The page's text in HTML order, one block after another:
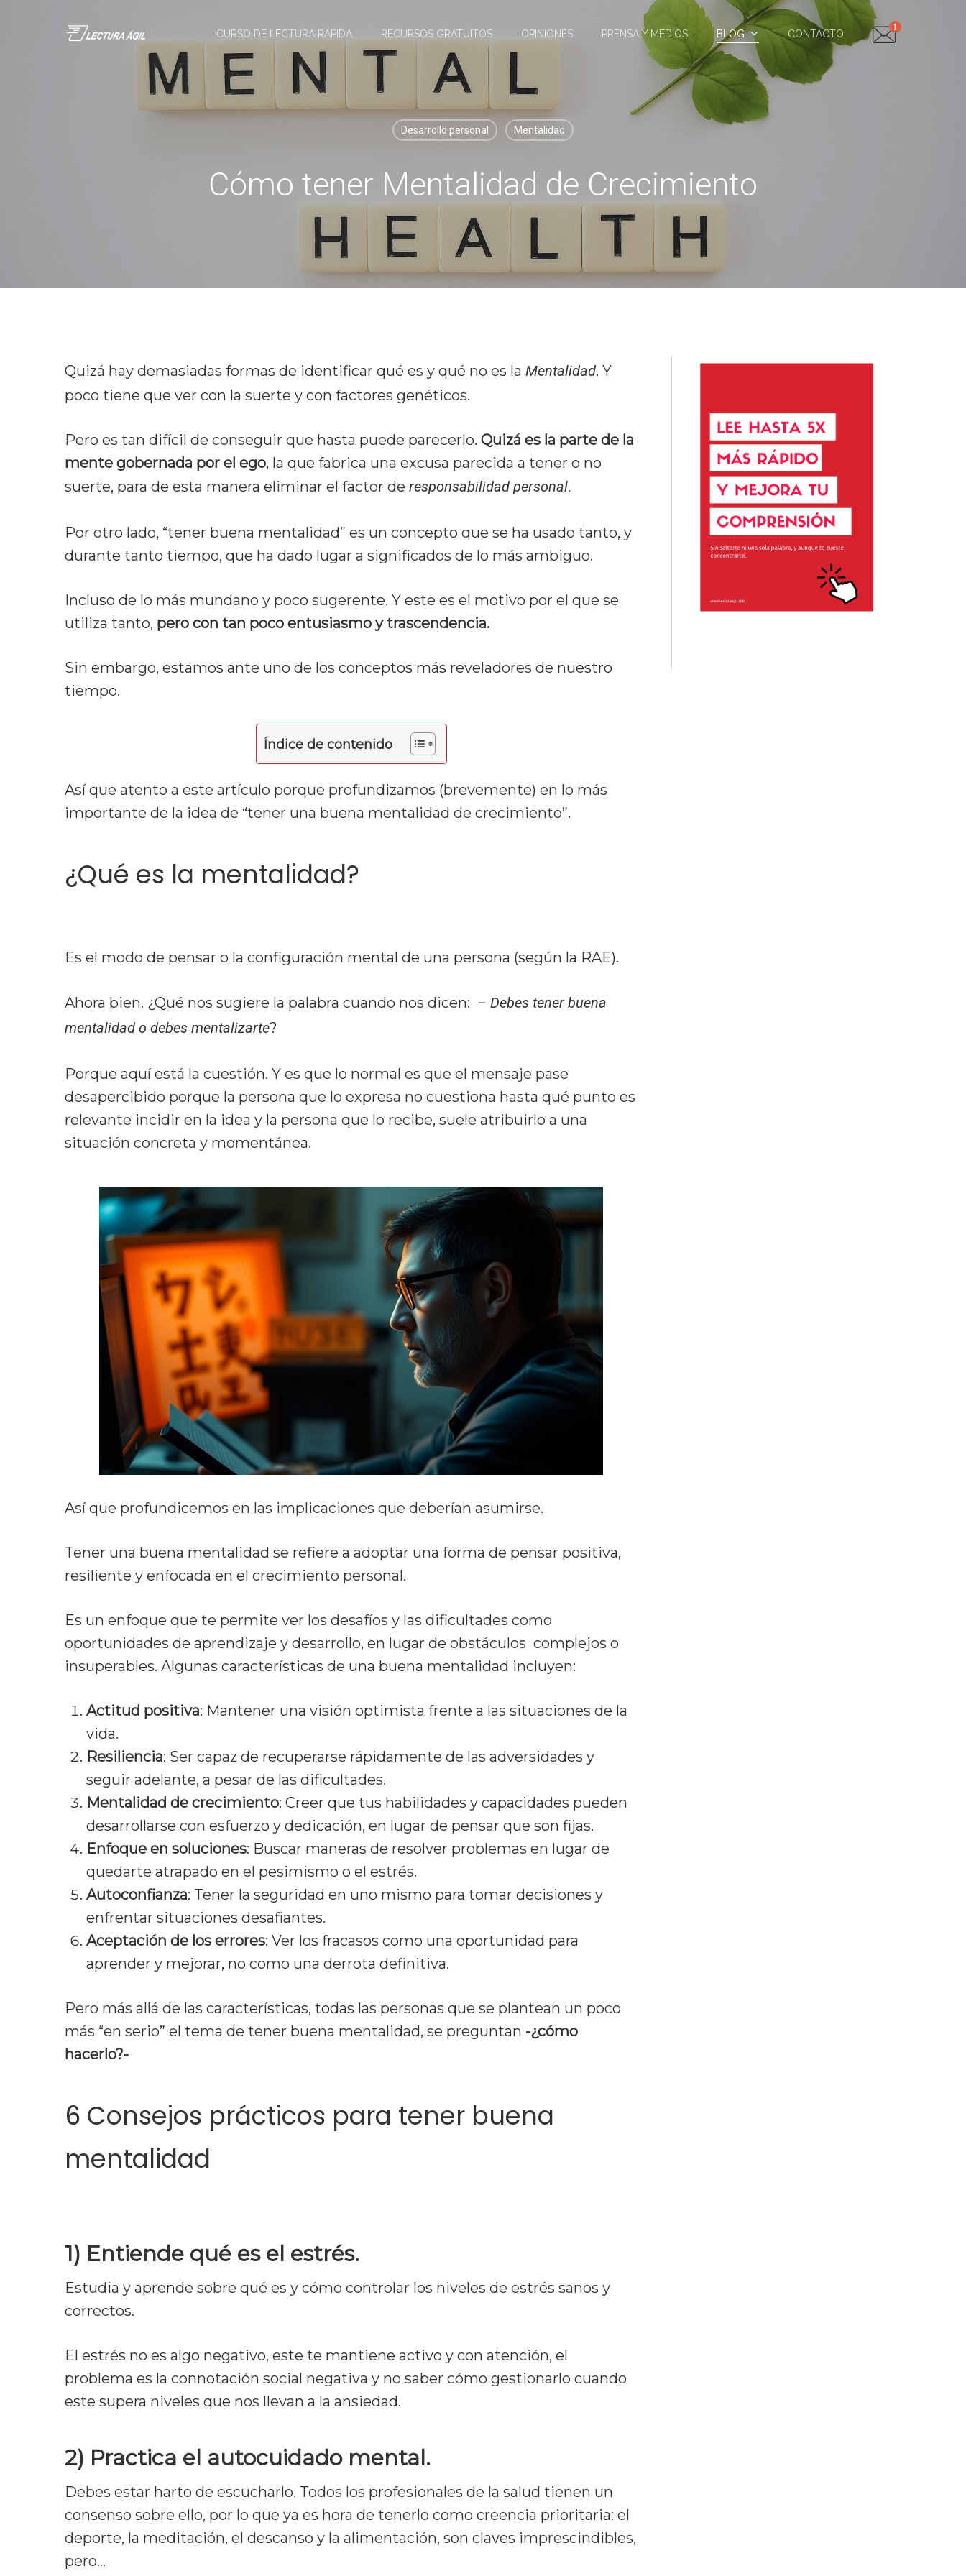
CURSO DE LECTURA RÁPIDA RECURSOS GRATUITOS OPINIONES PRENSA Y MEDIOS BLOG CONTACTO
Desarrollo personal Mentalidad
Cómo tener Mentalidad de Crecimiento
Quizá hay demasiadas formas de identificar qué es y qué no es la Mentalidad. Y
poco tiene que ver con la suerte y con factores genéticos.
Pero es tan difícil de conseguir que hasta puede parecerlo. Quizá es la parte de la
mente gobernada por el ego, la que fabrica una excusa parecida a tener o no
suerte, para de esta manera eliminar el factor de responsabilidad personal.
Por otro lado, “tener buena mentalidad” es un concepto que se ha usado tanto, y
durante tanto tiempo, que ha dado lugar a significados de lo más ambiguo.
Incluso de lo más mundano y poco sugerente. Y este es el motivo por el que se
utiliza tanto, pero con tan poco entusiasmo y trascendencia.
Sin embargo, estamos ante uno de los conceptos más reveladores de nuestro
tiempo.
Índice de contenido
Así que atento a este artículo porque profundizamos (brevemente) en lo más
importante de la idea de “tener una buena mentalidad de crecimiento”.
¿Qué es la mentalidad?
Es el modo de pensar o la configuración mental de una persona (según la RAE).
Ahora bien. ¿Qué nos sugiere la palabra cuando nos dicen: – Debes tener buena
mentalidad o debes mentalizarte?
Porque aquí está la cuestión. Y es que lo normal es que el mensaje pase
desapercibido porque la persona que lo expresa no cuestiona hasta qué punto es
relevante incidir en la idea y la persona que lo recibe, suele atribuirlo a una
situación concreta y momentánea.
Así que profundicemos en las implicaciones que deberían asumirse.
Tener una buena mentalidad se refiere a adoptar una forma de pensar positiva,
resiliente y enfocada en el crecimiento personal.
Es un enfoque que te permite ver los desafíos y las dificultades como
oportunidades de aprendizaje y desarrollo, en lugar de obstáculos complejos o
insuperables. Algunas características de una buena mentalidad incluyen:
Actitud positiva: Mantener una visión optimista frente a las situaciones de la
vida.
Resiliencia: Ser capaz de recuperarse rápidamente de las adversidades y
seguir adelante, a pesar de las dificultades.
Mentalidad de crecimiento: Creer que tus habilidades y capacidades pueden
desarrollarse con esfuerzo y dedicación, en lugar de pensar que son fijas.
Enfoque en soluciones: Buscar maneras de resolver problemas en lugar de
quedarte atrapado en el pesimismo o el estrés.
Autoconfianza: Tener la seguridad en uno mismo para tomar decisiones y
enfrentar situaciones desafiantes.
Aceptación de los errores: Ver los fracasos como una oportunidad para
aprender y mejorar, no como una derrota definitiva.
Pero más allá de las características, todas las personas que se plantean un poco
más “en serio” el tema de tener buena mentalidad, se preguntan -¿cómo
hacerlo?-
6 Consejos prácticos para tener buena
mentalidad
1) Entiende qué es el estrés.
Estudia y aprende sobre qué es y cómo controlar los niveles de estrés sanos y
correctos.
El estrés no es algo negativo, este te mantiene activo y con atención, el
problema es la connotación social negativa y no saber cómo gestionarlo cuando
este supera niveles que nos llevan a la ansiedad.
2) Practica el autocuidado mental.
Debes estar harto de escucharlo. Todos los profesionales de la salud tienen un
consenso sobre ello, por lo que ya es hora de tenerlo como creencia prioritaria: el
deporte, la meditación, el descanso y la alimentación, son claves imprescindibles,
pero…